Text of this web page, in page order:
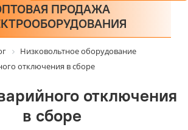
ПРОДАЖА
Низковольтное оборудование
отключения в сборе
отключения
в сборе